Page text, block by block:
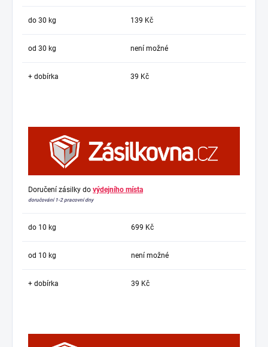
do 30 kg 139 Kč
od 30 kg není možné
+ dobírka 39 Kč
Doručení zásilky do výdejního místa
doručování 1-2 pracovní dny
do 10 kg 699 Kč
od 10 kg není možné
+ dobírka 39 Kč